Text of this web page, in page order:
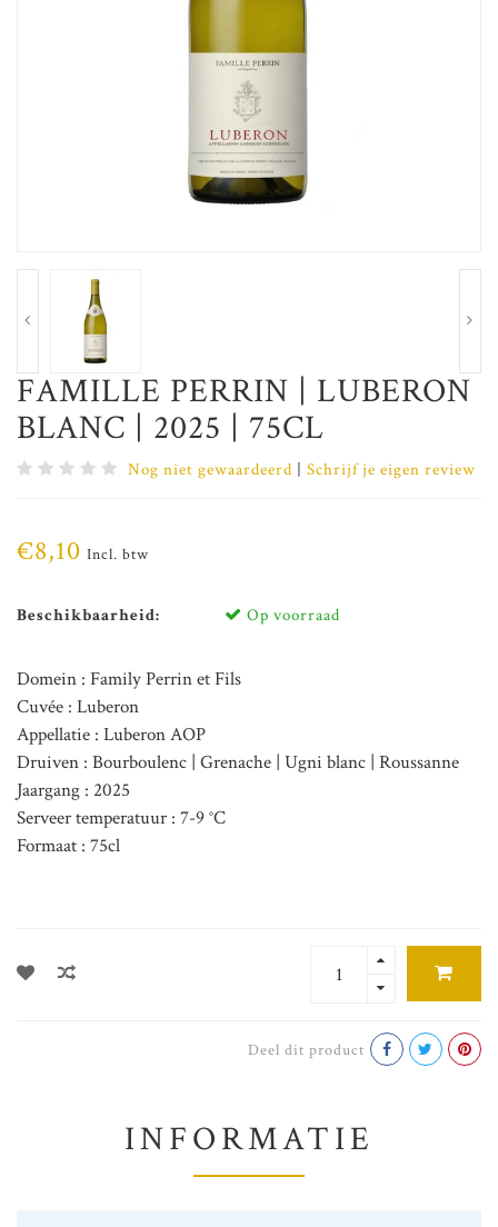
FAMILLE PERRIN | LUBERON
BLANC | 2025 | 75CL
Nog niet gewaardeerd | Schrijf je eigen review
€8,10 Incl. btw
Beschikbaarheid: Op voorraad
Domein : Family Perrin et Fils
Cuvée : Luberon
Appellatie : Luberon AOP
Druiven : Bourboulenc | Grenache | Ugni blanc | Roussanne
Jaargang : 2025
Serveer temperatuur : 7-9 °C
Formaat : 75cl
Deel dit product
INFORMATIE